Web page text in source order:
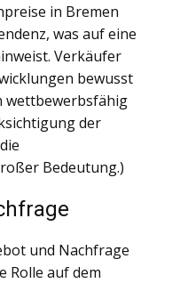
in Bremen
was auf eine
Verkäufer
bewusst
wettbewerbsfähig
der
Bedeutung.)
und Nachfrage
Rolle auf dem